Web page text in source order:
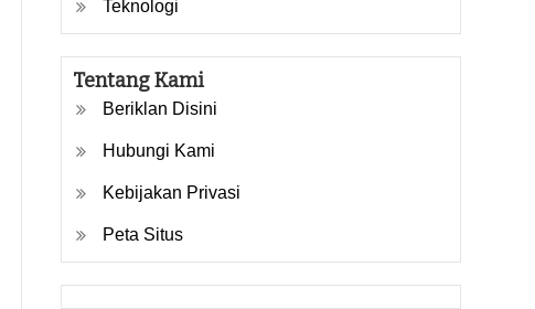
Teknologi
Tentang Kami
Beriklan Disini
Hubungi Kami
Kebijakan Privasi
Peta Situs